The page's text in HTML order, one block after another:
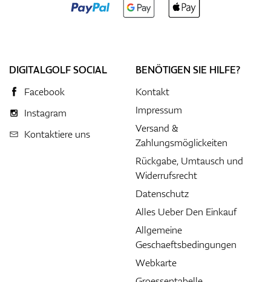
DIGITALGOLF SOCIAL
Facebook
Instagram
Kontaktiere uns
BENÖTIGEN SIE HILFE?
Kontakt
Impressum
Versand &
Zahlungsmöglickeiten
Rückgabe, Umtausch und
Widerrufsrecht
Datenschutz
Alles Ueber Den Einkauf
Allgemeine
Geschaeftsbedingungen
Webkarte